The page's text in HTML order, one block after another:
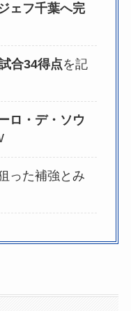
ェフ千葉へ完
合34得点を記
ロ・デ・ソウ
った補強とみ